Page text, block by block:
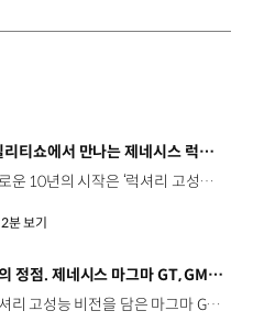
2026 부산모빌리티쇼에서 만나는 제네시스 럭셔리 고성능 비전 | 2026 부산모빌리티쇼
제네시스의 새로운 10년의 시작은 ‘럭셔리 고성능’으로부터. 아시아 최초로 공개하는 마그마 GT 콘셉트와WEC 출전 차량의 기반이 된 GMR-001 하이퍼카 디자인 모델까지, 모터스포츠 현장의 열기와제네시스 마그마 레이싱 팀의 서사를2026 부산모빌리티쇼 제네시스관에서 만나보세요. #제네시스 #마그마GT콘셉트 #부산모빌리티쇼 #제네시스마그마레이싱 #GMR001 #Genesis #MagmaGTConcept #BIMOS 유튜브 쇼츠 보기 >
2분 보기
럭셔리 고성능의 정점. 제네시스 마그마 GT, GMR–001 디자인 모델 아시아 최초 공개 | 2026 부산모빌리티쇼
제네시스의 럭셔리 고성능 비전을 담은 마그마 GT 콘셉트와GMR-001 하이퍼카 디자인 모델의 실물 버전을 아시아 최초로 공개합니다. '역동적인 우아함'이 느껴지는 마그마 GT 콘셉트와한국적 정체성을 담은 GMR-001 하이퍼카 디자인 모델까지,2026 부산모빌리티쇼에서 직접 만나보세요. #제네시스 #마그마GT콘셉트 #GMR001 #부산모빌리티쇼 #제네시스마그마레이싱 #Genesis #MagmaGTConcept #BIMOS